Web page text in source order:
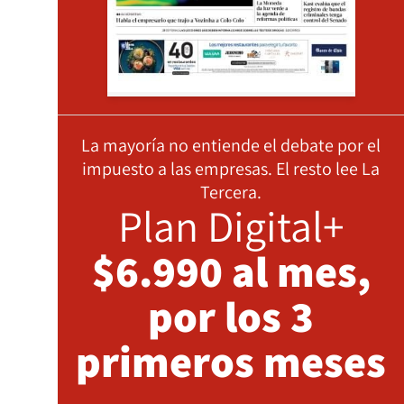
La mayoría no entiende el debate por el
impuesto a las empresas. El resto lee La
Tercera.
Plan Digital+
$6.990 al mes,
por los 3
primeros meses